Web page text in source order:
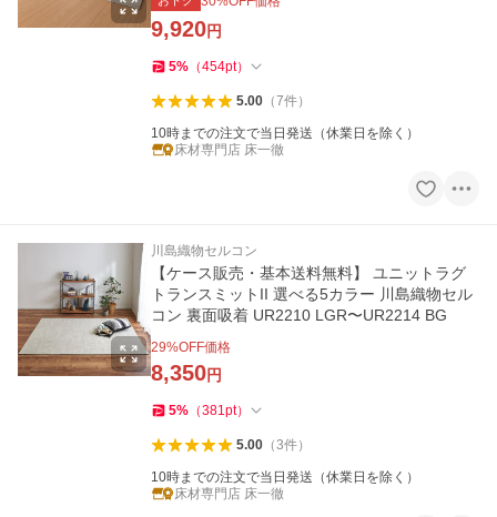
9,920円
5% （454pt）
5.00（7件）
10時までの注文で当日発送（休業日を除く）
床材専門店 床一徹
川島織物セルコン
【ケース販売・基本送料無料】 ユニットラグ
トランスミットII 選べる5カラー 川島織物セル
コン 裏面吸着 UR2210 LGR〜UR2214 BG
29%OFF価格
8,350円
5% （381pt）
5.00（3件）
10時までの注文で当日発送（休業日を除く）
床材専門店 床一徹